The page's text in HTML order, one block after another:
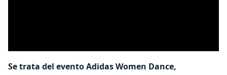
Se trata del evento Adidas Women Dance,